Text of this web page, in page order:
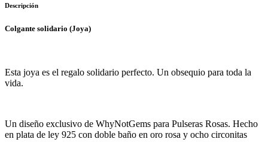
Descripción
Colgante solidario (Joya)
Esta joya es el regalo solidario perfecto. Un obsequio para toda la
vida.
Un diseño exclusivo de WhyNotGems para Pulseras Rosas. Hecho
en plata de ley 925 con doble baño en oro rosa y ocho circonitas